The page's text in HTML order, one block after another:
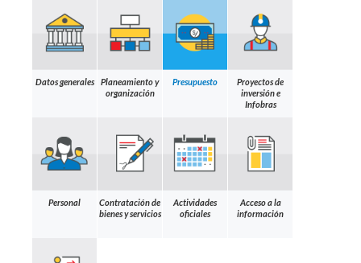
Datos generales
Planeamiento y
organización
Presupuesto
Proyectos de
inversión e
Infobras
Personal
Contratación de
bienes y servicios
Actividades
oficiales
Acceso a la
información